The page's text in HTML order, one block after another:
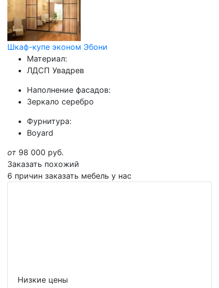
Шкаф-купе эконом Эбони
Материал:
ЛДСП Увадрев
Наполнение фасадов:
Зеркало серебро
Фурнитура:
Boyard
от 98 000 руб.
Заказать похожий
6 причин заказать мебель у нас
Низкие цены